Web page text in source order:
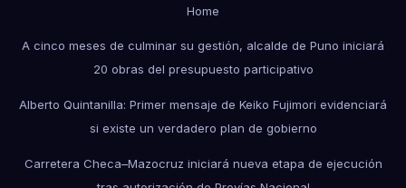
Home
A cinco meses de culminar su gestión, alcalde de Puno iniciará
20 obras del presupuesto participativo
Alberto Quintanilla: Primer mensaje de Keiko Fujimori evidenciará
si existe un verdadero plan de gobierno
Carretera Checa–Mazocruz iniciará nueva etapa de ejecución